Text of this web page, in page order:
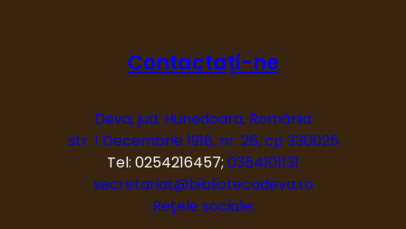
Contactați-ne
Deva, jud. Hunedoara, România
str. 1 Decembrie 1918, nr. 26, cp 330025
Tel: 0254216457; 0354101131
secretariat@bibliotecadeva.ro
Rețele sociale: